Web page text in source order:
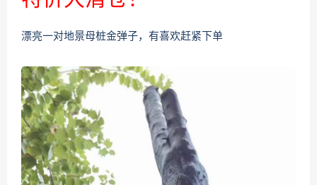
漂亮一对地景母桩金弹子，有喜欢赶紧下单